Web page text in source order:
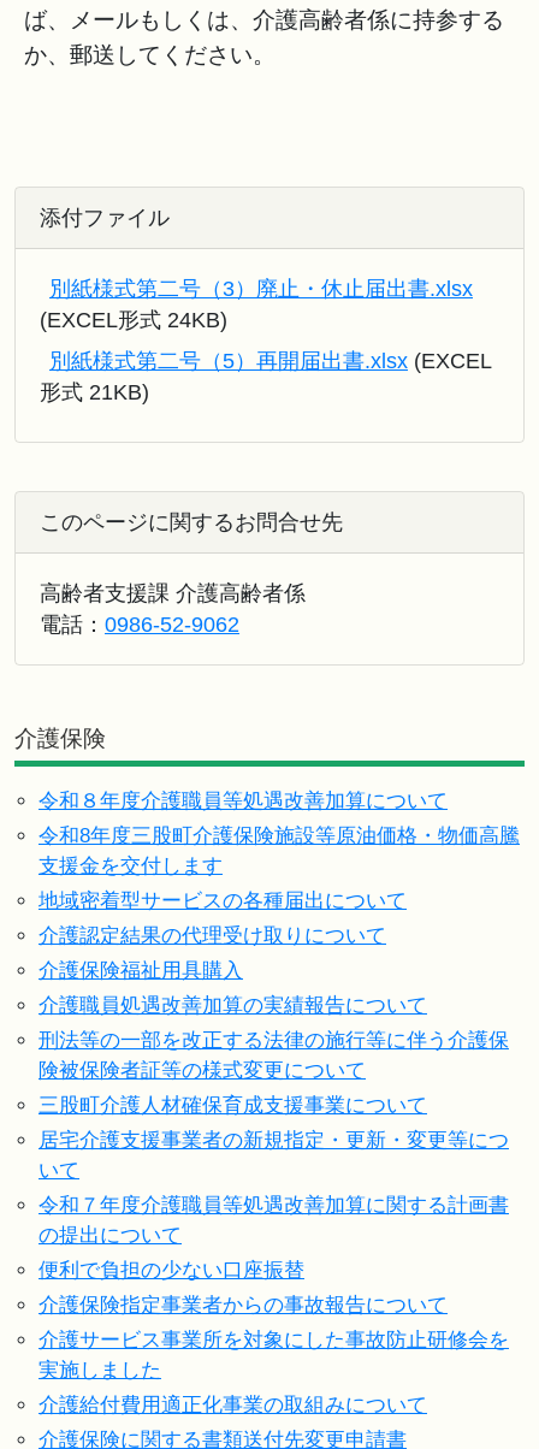
ば、メールもしくは、介護高齢者係に持参する
か、郵送してください。
添付ファイル
別紙様式第二号（3）廃止・休止届出書.xlsx
(EXCEL形式 24KB)
別紙様式第二号（5）再開届出書.xlsx (EXCEL
形式 21KB)
このページに関するお問合せ先
高齢者支援課 介護高齢者係
電話： 0986-52-9062
介護保険
令和８年度介護職員等処遇改善加算について
令和8年度三股町介護保険施設等原油価格・物価高騰
支援金を交付します
地域密着型サービスの各種届出について
介護認定結果の代理受け取りについて
介護保険福祉用具購入
介護職員処遇改善加算の実績報告について
刑法等の一部を改正する法律の施行等に伴う介護保
険被保険者証等の様式変更について
三股町介護人材確保育成支援事業について
居宅介護支援事業者の新規指定・更新・変更等につ
いて
令和７年度介護職員等処遇改善加算に関する計画書
の提出について
便利で負担の少ない口座振替
介護保険指定事業者からの事故報告について
介護サービス事業所を対象にした事故防止研修会を
実施しました
介護給付費用適正化事業の取組みについて
介護保険に関する書類送付先変更申請書